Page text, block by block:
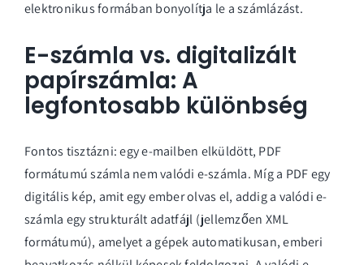
elektronikus formában bonyolítja le a számlázást.
E-számla vs. digitalizált
papírszámla: A
legfontosabb különbség
Fontos tisztázni: egy e-mailben elküldött, PDF
formátumú számla nem valódi e-számla. Míg a PDF egy
digitális kép, amit egy ember olvas el, addig a valódi e-
számla egy strukturált adatfájl (jellemzően XML
formátumú), amelyet a gépek automatikusan, emberi